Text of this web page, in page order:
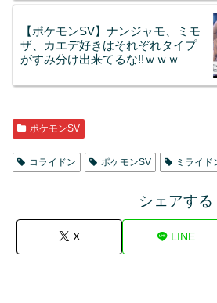
【ポケモンSV】ナンジャモ、ミモ
ザ、カエデ好きはそれぞれタイプ
がすみ分け出来てるな!!ｗｗｗ
ポケモンSV
コライドン ポケモンSV ミライド
シェアする
X LINE